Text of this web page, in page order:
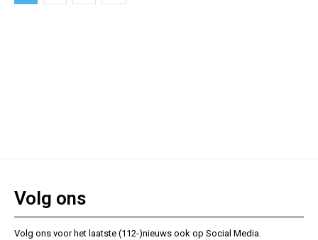
Volg ons
Volg ons voor het laatste (112-)nieuws ook op Social Media.